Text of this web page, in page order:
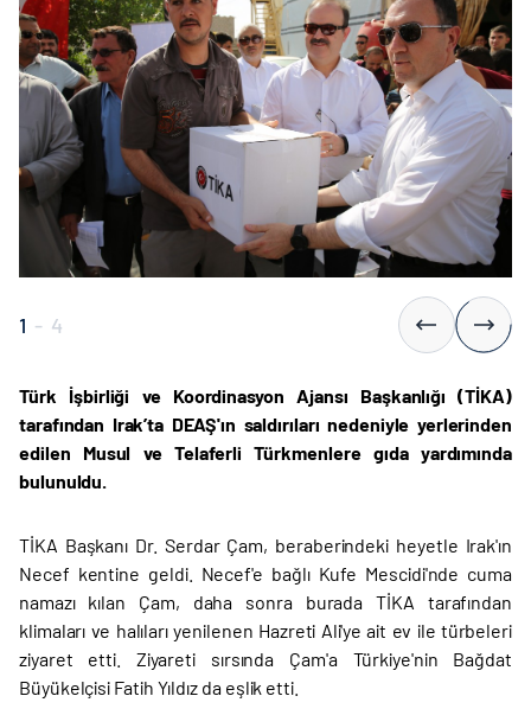
1 - 4
Türk İşbirliği ve Koordinasyon Ajansı Başkanlığı (TİKA)
tarafından Irak’ta DEAŞ'ın saldırıları nedeniyle yerlerinden
edilen Musul ve Telaferli Türkmenlere gıda yardımında
bulunuldu.
TİKA Başkanı Dr. Serdar Çam, beraberindeki heyetle Irak'ın
Necef kentine geldi. Necef'e bağlı Kufe Mescidi'nde cuma
namazı kılan Çam, daha sonra burada TİKA tarafından
klimaları ve halıları yenilenen Hazreti Ali'ye ait ev ile türbeleri
ziyaret etti. Ziyareti sırsında Çam'a Türkiye'nin Bağdat
Büyükelçisi Fatih Yıldız da eşlik etti.